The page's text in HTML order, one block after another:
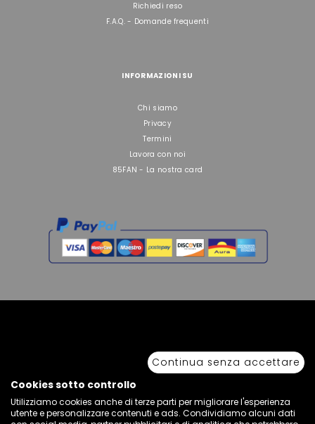
Richiedi reso
F.A.Q. - Domande frequenti
INFORMAZIONI SU
Chi siamo
Privacy
Termini
Lavora con noi
85FAN - La nostra card
anche parziale.
Via Piave Km 68,600 • 04100 Latina, Italia | P.IVA 01222400598 • N° REA LT -
77855
Continua senza accettare
Cookies sotto controllo
Utilizziamo cookies anche di terze parti per migliorare l'esperienza
utente e personalizzare contenuti e ads. Condividiamo alcuni dati